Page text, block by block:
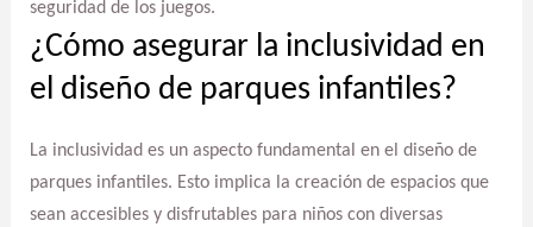
seguridad de los juegos.
¿Cómo asegurar la inclusividad en
el diseño de parques infantiles?
La inclusividad es un aspecto fundamental en el diseño de
parques infantiles. Esto implica la creación de espacios que
sean accesibles y disfrutables para niños con diversas